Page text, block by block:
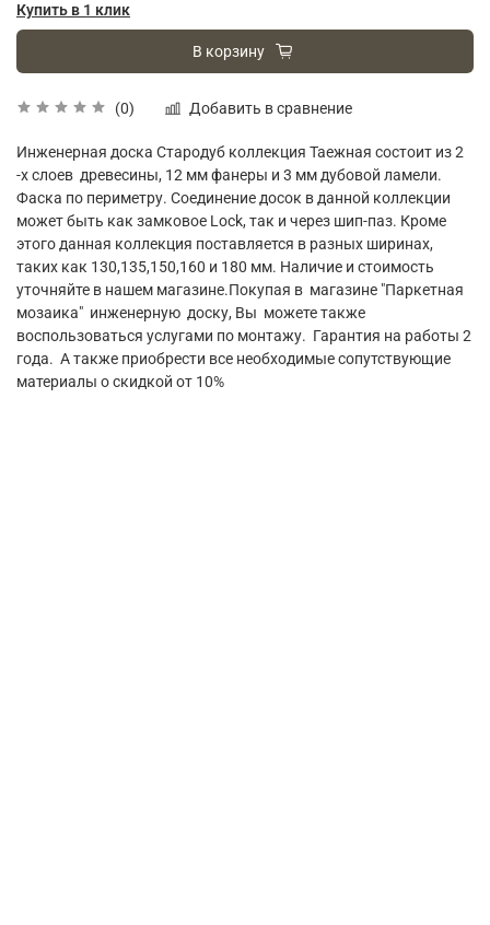
(0) Добавить в сравнение
Купить в 1 клик
В корзину
Инженерная доска Стародуб коллекция Таежная состоит из 2
-х слоев древесины, 12 мм фанеры и 3 мм дубовой ламели.
Фаска по периметру. Соединение досок в данной коллекции
может быть как замковое Lock, так и через шип-паз. Кроме
этого данная коллекция поставляется в разных ширинах,
таких как 130,135,150,160 и 180 мм. Наличие и стоимость
уточняйте в нашем магазине.Покупая в магазине "Паркетная
мозаика" инженерную доску, Вы можете также
воспользоваться услугами по монтажу. Гарантия на работы 2
года. А также приобрести все необходимые сопутствующие
материалы о скидкой от 10%